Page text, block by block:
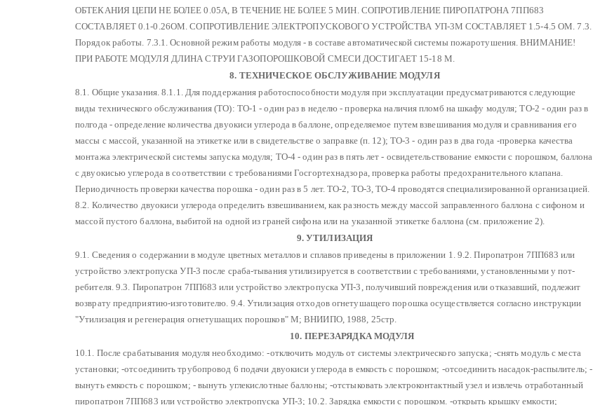
ОБТЕКАНИЯ ЦЕПИ НЕ БОЛЕЕ 0.05А, В ТЕЧЕНИЕ НЕ БОЛЕЕ 5 МИН. СОПРОТИВЛЕНИЕ ПИРОПАТРОНА 7ПП683
СОСТАВЛЯЕТ 0.1-0.26ОМ. СОПРОТИВЛЕНИЕ ЭЛЕКТРОПУСКОВОГО УСТРОЙСТВА УП-3М СОСТАВЛЯЕТ 1.5-4.5 ОМ. 7.3.
Порядок работы. 7.3.1. Основной режим работы модуля - в составе автоматической системы пожаротушения. ВНИМАНИЕ!
ПРИ РАБОТЕ МОДУЛЯ ДЛИНА СТРУИ ГАЗОПОРОШКОВОЙ СМЕСИ ДОСТИГАЕТ 15-18 М.
8. ТЕХНИЧЕСКОЕ ОБСЛУЖИВАНИЕ МОДУЛЯ
8.1. Общие указания. 8.1.1. Для поддержания работоспособности модуля при эксплуатации предусматриваются следующие
виды технического обслуживания (ТО): ТО-1 - один раз в неделю - проверка наличия пломб на шкафу модуля; ТО-2 - один раз в
полгода - определение количества двуокиси углерода в баллоне, определяемое путем взвешивания модуля и сравнивания его
массы с массой, указанной на этикетке или в свидетельстве о заправке (п. 12); ТО-3 - один раз в два года -проверка качества
монтажа электрической системы запуска модуля; ТО-4 - один раз в пять лет - освидетельствование емкости с порошком, баллона
с двуокисью углерода в соответствии с требованиями Госгортехнадзора, проверка работы предохранительного клапана.
Периодичность проверки качества порошка - один раз в 5 лет. ТО-2, ТО-3, ТО-4 проводятся специализированной организацией.
8.2. Количество двуокиси углерода определить взвешиванием, как разность между массой заправленного баллона с сифоном и
массой пустого баллона, выбитой на одной из граней сифона или на указанной этикетке баллона(см. приложение 2).
9. УТИЛИЗАЦИЯ
9.1. Сведения о содержании в модуле цветных металлов и сплавов приведены в приложении 1. 9.2. Пиропатрон 7ПП683 или
устройство электропуска УП-3 после сраба-тывания утилизируется в соответствии с требованиями, установленными у пот-
ребителя. 9.3. Пиропатрон 7ПП683 или устройство электропуска УП-3, получивший повреждения или отказавший, подлежит
возврату предприятию-изготовителю. 9.4. Утилизация отходов огнетушащего порошка осуществляется согласно инструкции
"Утилизация и регенерация огнетушащих порошков" М; ВНИИПО, 1988, 25стр.
10. ПЕРЕЗАРЯДКА МОДУЛЯ
10.1. После срабатывания модуля необходимо: -отключить модуль от системы электрического запуска; -снять модуль с места
установки; -отсоединить трубопровод 6 подачи двуокиси углерода в емкость с порошком; -отсоединить насадок-распылитель; -
вынуть емкость с порошком; - вынуть углекислотные баллоны; -отстыковать электроконтактный узел и извлечь отработанный
пиропатрон 7ПП683 или устройство электропуска УП-3; 10.2. Зарядка емкости с порошком. -открыть крышку емкости;